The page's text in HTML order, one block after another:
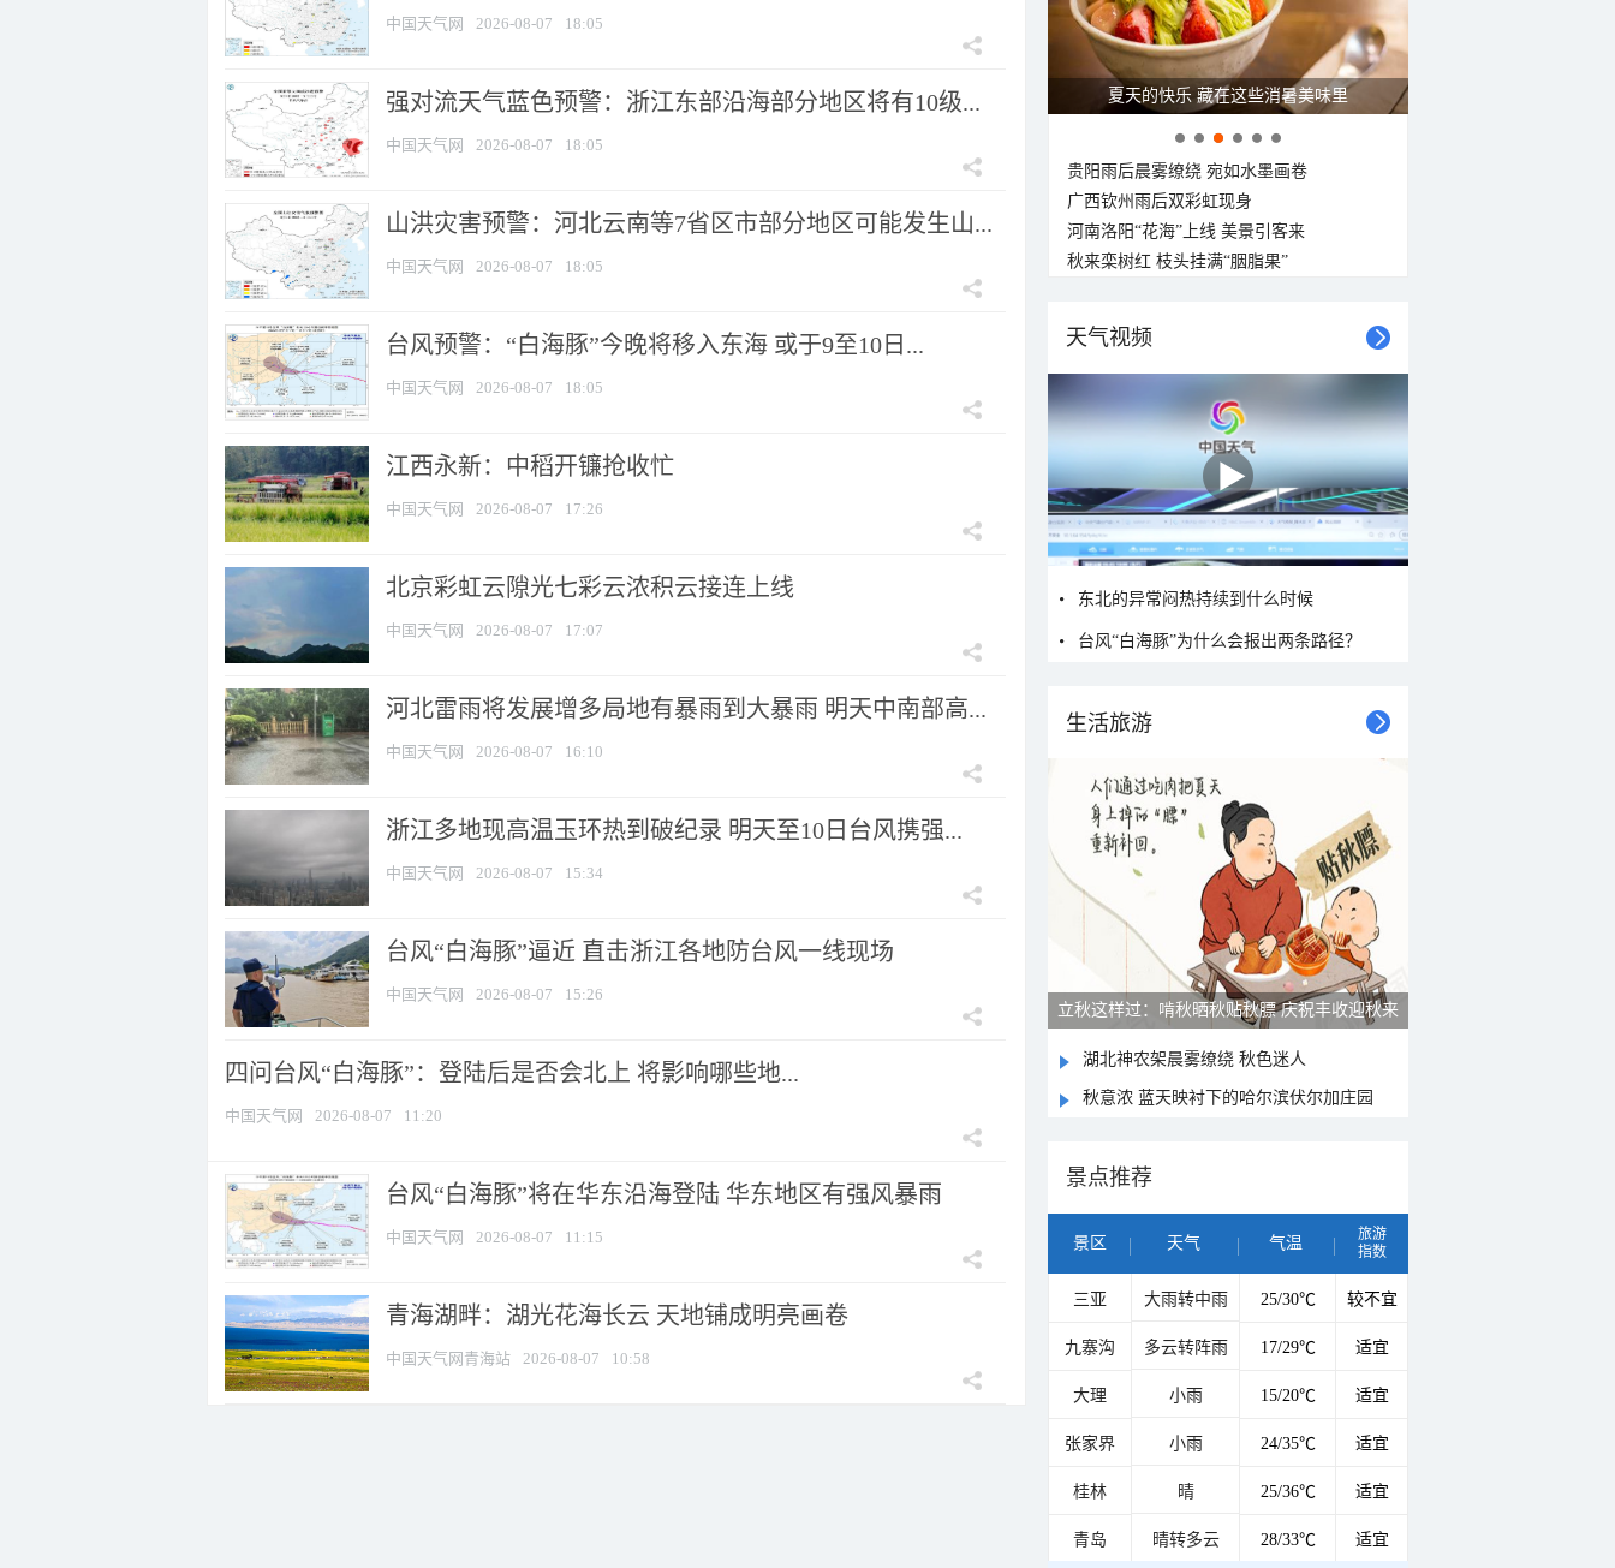
中国天气网 2026-08-07 18:05
强对流天气蓝色预警：浙江东部沿海部分地区将有10级...
中国天气网 2026-08-07 18:05
山洪灾害预警：河北云南等7省区市部分地区可能发生山...
中国天气网 2026-08-07 18:05
台风预警：“白海豚”今晚将移入东海 或于9至10日...
中国天气网 2026-08-07 18:05
江西永新：中稻开镰抢收忙
中国天气网 2026-08-07 17:26
北京彩虹云隙光七彩云浓积云接连上线
中国天气网 2026-08-07 17:07
河北雷雨将发展增多局地有暴雨到大暴雨 明天中南部高...
中国天气网 2026-08-07 16:10
浙江多地现高温玉环热到破纪录 明天至10日台风携强...
中国天气网 2026-08-07 15:34
台风“白海豚”逼近 直击浙江各地防台风一线现场
中国天气网 2026-08-07 15:26
四问台风“白海豚”：登陆后是否会北上 将影响哪些地...
中国天气网 2026-08-07 11:20
台风“白海豚”将在华东沿海登陆 华东地区有强风暴雨
中国天气网 2026-08-07 11:15
青海湖畔：湖光花海长云 天地铺成明亮画卷
中国天气网青海站 2026-08-07 10:58
夏天的快乐 藏在这些消暑美味里
贵阳雨后晨雾缭绕 宛如水墨画卷
广西钦州雨后双彩虹现身
河南洛阳“花海”上线 美景引客来
秋来栾树红 枝头挂满“胭脂果”
天气视频
东北的异常闷热持续到什么时候
台风“白海豚”为什么会报出两条路径？
生活旅游
立秋这样过：啃秋晒秋贴秋膘 庆祝丰收迎秋来
湖北神农架晨雾缭绕 秋色迷人
秋意浓 蓝天映衬下的哈尔滨伏尔加庄园
景点推荐
景区 天气 气温
旅游
指数
三亚 大雨转中雨 25/30℃ 较不宜
九寨沟 多云转阵雨 17/29℃ 适宜
大理 小雨 15/20℃ 适宜
张家界 小雨 24/35℃ 适宜
桂林 晴 25/36℃ 适宜
青岛 晴转多云 28/33℃ 适宜